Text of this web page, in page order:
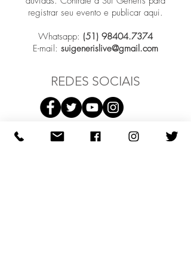
registrar seu evento e publicar aqui.
Whatsapp: (51) 98404.7374
E-mail: suigenerislive@gmail.com
REDES SOCIAIS